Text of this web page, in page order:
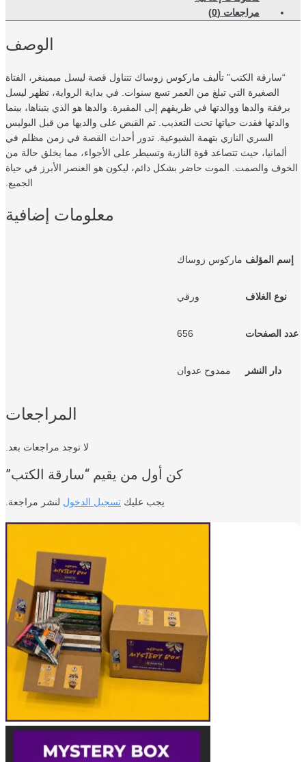
مراجعات (0)
الوصف
“سارقة الكتب” تأليف ماركوس زوساك تتناول قصة ليسل ميمينغر، الفتاة
الصغيرة التي تبلغ من العمر تسع سنوات. في بداية الرواية، تظهر ليسل
برفقة والدها ووالدتها في طريقهم إلى المقبرة. والدها هو الذي يتبناها، بينما
والدتها فقدت حياتها تحت التعذيب. تم القبض على والديها من قبل البوليس
السري النازي بتهمة الشيوعية. تدور أحداث القصة في زمن مظلم في
ألمانيا، حيث تتصاعد قوة النازية وتسيطر على الأجواء، مما يخلق حالة من
والصمت. الموت حاضر بشكل دائم، ليكون هو العنصر الأبرز في حياة
الجميع.
معلومات إضافية
المؤلف ماركوس زوساك
نوع الغلاف ورقي
الصفحات
دار النشر ممدوح عدوان
المراجعات
لا توجد مراجعات بعد.
كن أول من يقيم “سارقة الكتب”
يجب عليكتسجيل الدخوللنشر مراجعة.